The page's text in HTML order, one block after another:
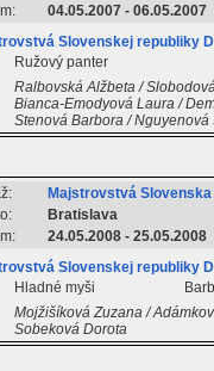
04.05.2007 - 06.05.2007
Slovenskej republiky
Ružový panter
Ralbovská Alžbeta /
Bianca-Emodyová Laura /
Stenová Barbora /
Majstrovstvá Slovenska
Bratislava
24.05.2008 - 25.05.2008
Slovenskej republiky
Hladné myši
Mojžišíková Zuzana /
Sobeková Dorota